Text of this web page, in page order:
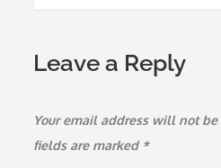
Leave a Reply
Your email address will not
fields are marked *